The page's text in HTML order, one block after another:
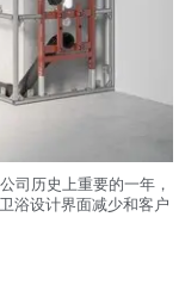
司历史上重要的一年，
浴设计界面减少和客户